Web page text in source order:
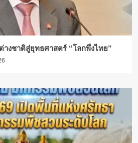
งชาติสู่ยุทธศาสตร์ “โลกพึ่งไทย”